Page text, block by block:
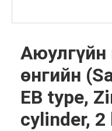
Аюулгүйн цоож 6мм /4
өнгийн
EB type,
cylinder,